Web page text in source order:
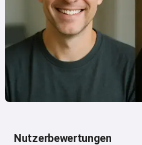
Nutzerbewertungen